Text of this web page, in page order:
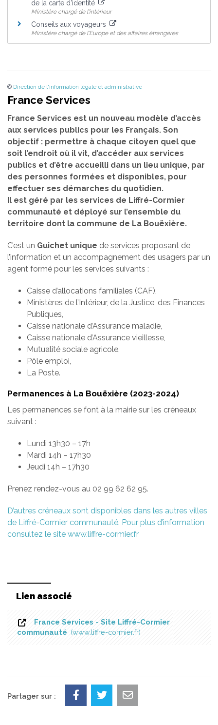
de la carte d'identité
Ministère chargé de l'intérieur
Conseils aux voyageurs
Ministère chargé de l'Europe et des affaires étrangères
© Direction de l'information légale et administrative
France Services
France Services est un nouveau modèle d’accès
aux services publics pour les Français. Son
objectif : permettre à chaque citoyen quel que
soit l’endroit où il vit, d’accéder aux services
publics et d’être accueilli dans un lieu unique, par
des personnes formées et disponibles, pour
effectuer ses démarches du quotidien.
Il est géré par les services de Liffré-Cormier
communauté et déployé sur l’ensemble du
territoire dont la commune de La Bouëxière.
C’est un Guichet unique de services proposant de
l’information et un accompagnement des usagers par un
agent formé pour les services suivants :
Caisse d’allocations familiales (CAF),
Ministères de l’Intérieur, de la Justice, des Finances
Publiques,
Caisse nationale d’Assurance maladie,
Caisse nationale d’Assurance vieillesse,
Mutualité sociale agricole,
Pôle emploi,
La Poste.
Permanences à La Bouëxière (2023-2024)
Les permanences se font à la mairie sur les créneaux
suivant :
Lundi 13h30 – 17h
Mardi 14h – 17h30
Jeudi 14h – 17h30
Prenez rendez-vous au 02 99 62 62 95.
D’autres créneaux sont disponibles dans les autres villes
de Liffré-Cormier communauté. Pour plus d’information
consultez le site www.liffre-cormier.fr
Lien associé
France Services - Site Liffré-Cormier
communauté
www.liffre-cormier.fr
Partager sur :